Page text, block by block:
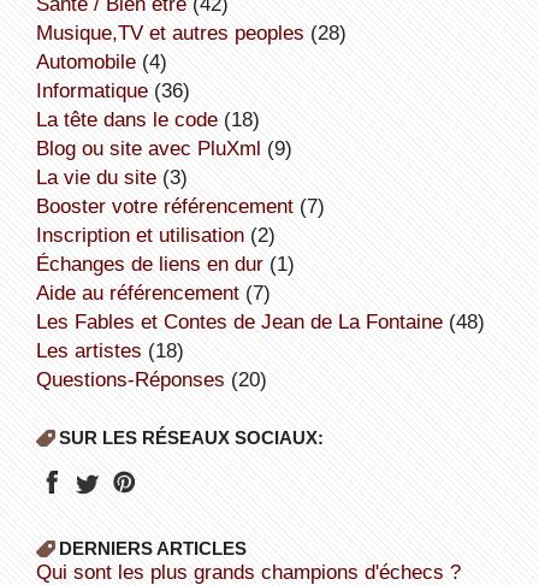
Musique,TV et autres peoples (28)
Automobile(4)
informatique(36)
la tête dans le code(18)
Blog ou site avec PluXml (9)
la vie du site(3)
booster votre référencement(7)
inscription et utilisation(2)
échanges de liens en dur(1)
aide au référencement(7)
Les Fables et Contes de Jean de La Fontaine(48)
Les artistes (18)
Questions-Réponses (20)
SUR LES RÉSEAUX SOCIAUX:
DERNIERS ARTICLES
Qui sont les plus grands champions d'échecs ?